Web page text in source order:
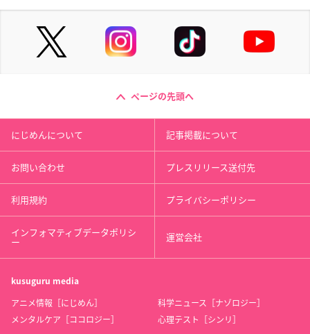
ページの先頭へ
にじめんについて 記事掲載について
お問い合わせ プレスリリース送付先
利用規約 プライバシーポリシー
インフォマティブデータポリシ
ー 運営会社
kusuguru media
アニメ情報［にじめん］
科学ニュース［ナゾロジー］
メンタルケア［ココロジー］
心理テスト［シンリ］